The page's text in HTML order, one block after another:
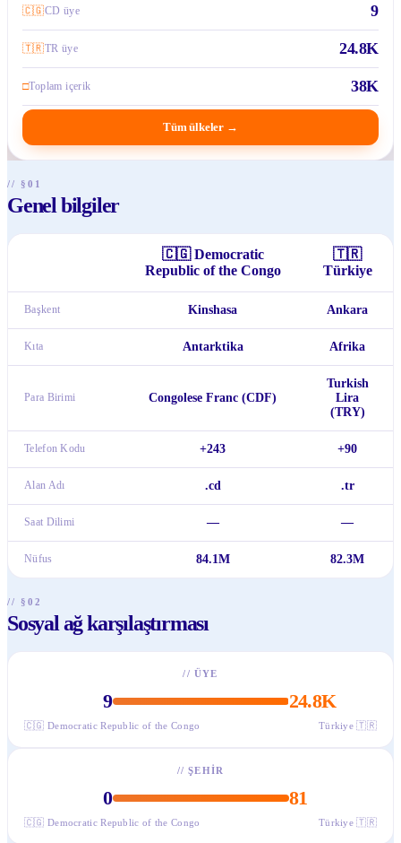
🇨🇬CD üye 9
🇹🇷TR üye 24.8K
□Toplam içerik 38K
Tüm ülkeler →
// §01
Genel bilgiler
🇨🇬 Democratic
Republic of the Congo
🇹🇷
Türkiye
Başkent Kinshasa Ankara
Kıta Antarktika Afrika
Para Birimi Congolese Franc (CDF)
Turkish
Lira
(TRY)
Telefon Kodu +243 +90
Alan Adı .cd .tr
Saat Dilimi — —
Nüfus 84.1M 82.3M
// §02
Sosyal ağ karşılaştırması
// ÜYE
9 24.8K
🇨🇬 Democratic Republic of the Congo Türkiye 🇹🇷
//ŞEHIR
0 81
🇨🇬 Democratic Republic of the Congo Türkiye 🇹🇷